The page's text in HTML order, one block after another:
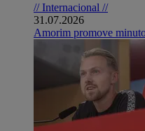
// Internacional //
31.07.2026
Amorim promove